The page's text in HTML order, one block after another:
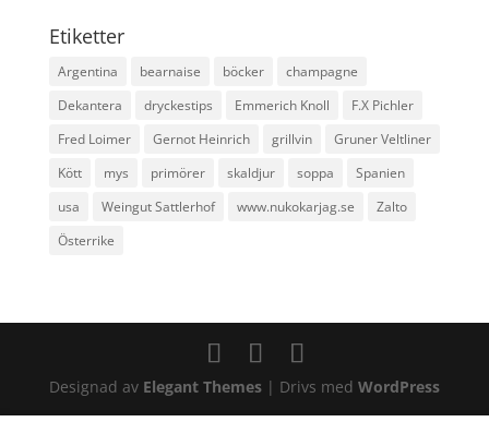
Etiketter
Argentina bearnaise böcker
champagne
Dekantera
dryckestips Emmerich Knoll
F.X Pichler
Fred Loimer
Gernot Heinrich grillvin
Gruner Veltliner
Kött
mys primörer skaldjur soppa
Spanien
usa
Weingut Sattlerhof www.nukokarjag.se
Zalto
Österrike
Designad av Elegant Themes| Drivs med WordPress